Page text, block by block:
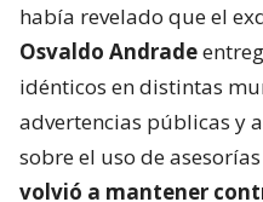
había revelado que el
Osvaldo Andrade
idénticos en distintas
advertencias públicas y
sobre el uso de
volvió a mantener